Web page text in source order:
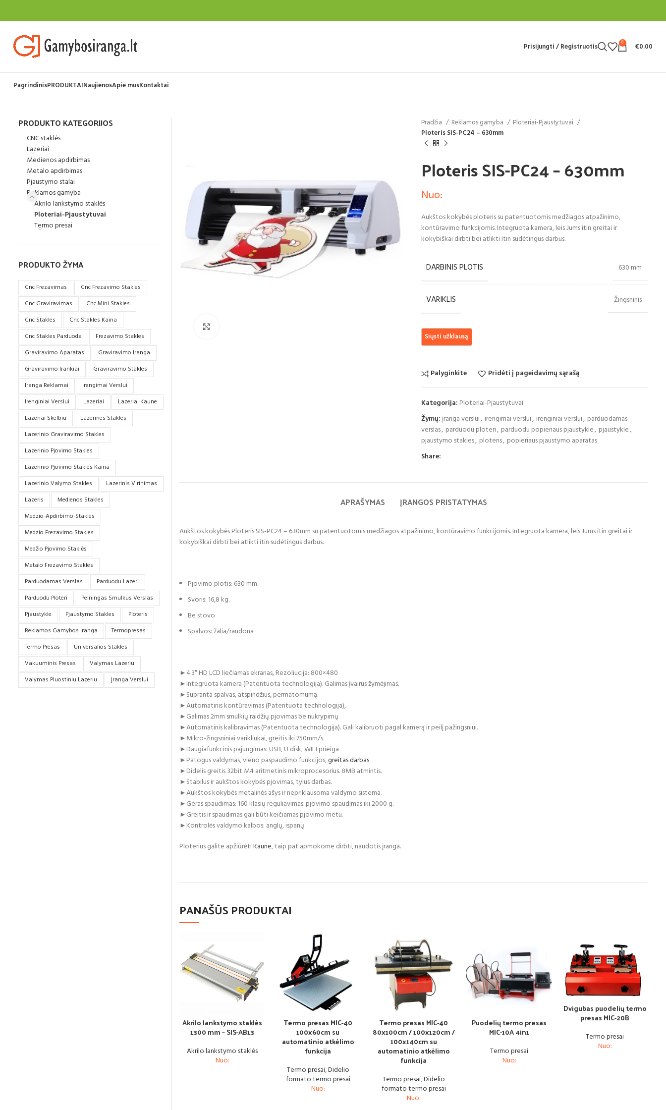
Prisijungti / Registruotis 0 €0.00
PagrindinisPRODUKTAINaujienosApie musKontaktai
Pradžia Reklamos gamyba
Ploteriai-Pjaustytuvai
Ploteris SIS-PC24 – 630mm
Ploteris SIS-PC24 – 630mm
Nuo:
Aukštos kokybės ploteris su patentuotomis medžiagos atpažinimo,
kontūravimo funkcijomis. Integruota kamera, leis Jums itin greitai ir
kokybiškai dirbti bei atlikti itin sudėtingus darbus.
DARBINIS PLOTIS 630 mm
VARIKLIS Žingsninis
Palyginkite Pridėti į pageidavimų sąrašą
Kategorija: Ploteriai-Pjaustytuvai
Žymų:įranga verslui, irengimai verslui, irenginiai verslui, parduodamas
verslas, parduodu ploteri, parduodu popieriaus pjaustykle, pjaustykle,
pjaustymo stakles, ploteris, popieriaus pjaustymo aparatas
Share:
APRAŠYMAS ĮRANGOS PRISTATYMAS
Aukštos kokybės Ploteris SIS-PC24 – 630mm su patentuotomis medžiagos atpažinimo, kontūravimo funkcijomis. Integruota kamera, leis Jums itin greitai ir
kokybiškai dirbti bei atlikti itin sudėtingus darbus.
Pjovimo plotis: 630 mm.
Svoris: 16,8 kg.
Be stovo
Spalvos: žalia/raudona
►4.3″ HD LCD liečiamas ekranas, Rezoliucija: 800×480
►Integruota kamera (Patentuota technologija). Galimas įvairus žymėjimas.
►Supranta spalvas, atspindžius, permatomumą.
►Automatinis kontūravimas (Patentuota technologija),
►Galimas 2mm smulkių raidžių pjovimas be nukrypimų
►Automatinis kalibravimas (Patentuota technologija). Gali kalibruoti pagal kamerą ir peilį pažingsniui.
►Mikro-žingsniniai varikliukai, greitis iki 750mm/s.
►Daugiafunkcinis pajungimas: USB, U disk, WIFI prieiga
►Patogus valdymas, vieno paspaudimo funkcijos,greitas darbas
►Didelis greitis 32bit M4 aritmetinis mikroprocesorius. 8MB atmintis.
►Stabilus ir aukštos kokybės pjovimas, tylus darbas.
►Aukštos kokybės metalinės ašys ir nepriklausoma valdymo sistema.
►Geras spaudimas: 160 klasių reguliavimas. pjovimo spaudimas iki 2000 g.
►Greitis ir spaudimas gali būti keičiamas pjovimo metu.
►Kontrolės valdymo kalbos: anglų, ispanų.
Ploterius galite apžiūrėtiKaune, taip pat apmokome dirbti, naudotis įranga.
PANAŠŪS PRODUKTAI
Akrilo lankstymo staklės
1300 mm – SIS-AB13
Akrilo lankstymo staklės
Nuo:
Termo presas MIC-40
100x60cm su
automatinio atkėlimo
funkcija
Termo presai,Didelio
formato termo presai
Nuo:
Termo presas MIC-40
80x100cm / 100x120cm /
100x140cm su
automatinio atkėlimo
funkcija
Termo presai,Didelio
formato termo presai
Nuo:
Puodelių termo presas
MIC-10A 4in1
Termo presai
Nuo:
Dvigubas puodelių termo
presas MIC-20B
Termo presai
Nuo:
PRODUKTO KATEGORIJOS
CNC staklės
Lazeriai
Medienos apdirbimas
Metalo apdirbimas
Pjaustymo stalai
Reklamos gamyba
Akrilo lankstymo staklės
Ploteriai-Pjaustytuvai
Termo presai
PRODUKTO ŽYMA
Cnc Frezavimas
Cnc Frezavimo Stakles
Cnc Graviravimas
Cnc Mini Stakles
Cnc Stakles
Cnc Stakles Kaina
Cnc Stakles Parduoda
Frezavimo Stakles
Graviravimo Aparatas
Graviravimo Iranga
Graviravimo Irankiai
Graviravimo Stakles
Iranga Reklamai
Irengimai Verslui
Irenginiai Verslui
Lazeriai
Lazeriai Kaune
Lazeriai Skelbiu
Lazerines Stakles
Lazerinio Graviravimo Stakles
Lazerinio Pjovimo Stakles
Lazerinio Pjovimo Stakles Kaina
Lazerinio Valymo Stakles
Lazerinis Virinimas
Lazeris
Medienos Stakles
Medzio-Apdirbimo-Stakles
Medzio Frezavimo Stakles
Medžio Pjovimo Staklės
Metalo Frezavimo Stakles
Parduodamas Verslas
Parduodu Lazeri
Parduodu Ploteri
Pelningas Smulkus Verslas
Pjaustykle
Pjaustymo Stakles
Ploteris
Reklamos Gamybos Iranga
Termopresas
Termo Presas
Universalios Stakles
Vakuuminis Presas
Valymas Lazeriu
Valymas Pluostiniu Lazeriu
Įranga Verslui